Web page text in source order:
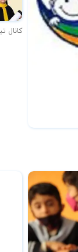
کانال